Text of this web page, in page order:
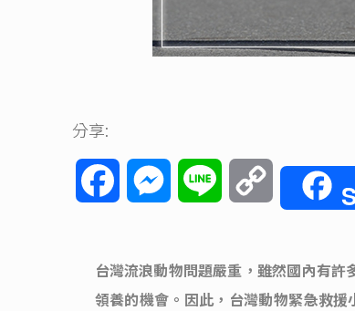
分享:
FacebookMessenger
Line
Copy
台灣流浪動物問題嚴重，雖然國內有
領養的機會。因此，台灣動物緊急救